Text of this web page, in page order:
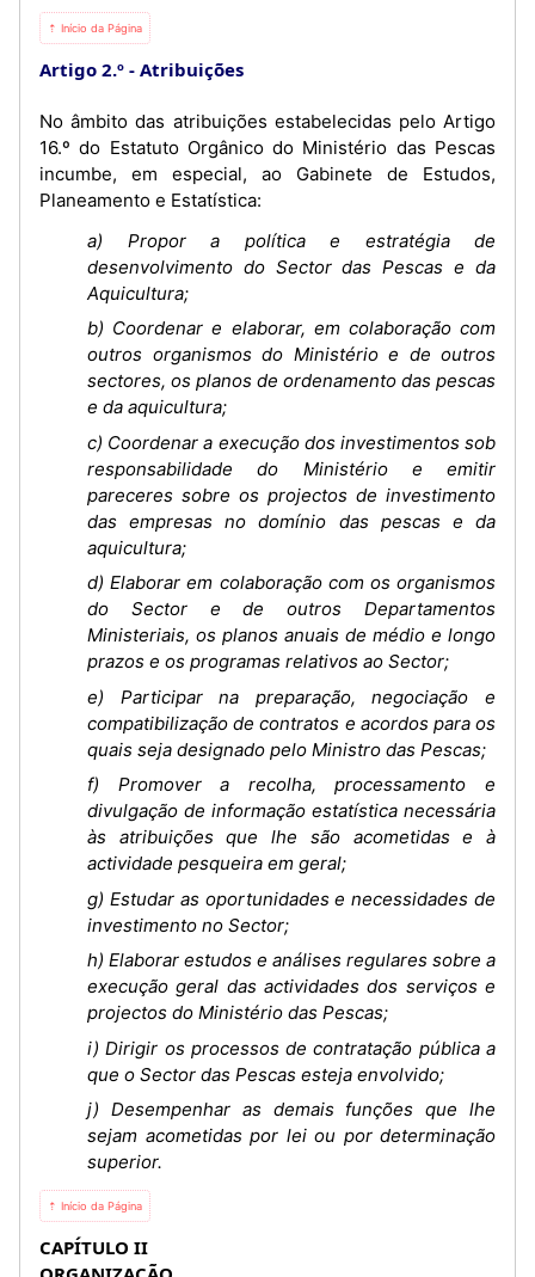
⇡ Início da Página
Artigo 2.º Atribuições
No âmbito das atribuições estabelecidas pelo Artigo
16.º do Estatuto Orgânico do Ministério das Pescas
incumbe, em especial, ao Gabinete de Estudos,
Planeamento e Estatística:
a) Propor a política e estratégia de
desenvolvimento do Sector das Pescas e da
Aquicultura;
b) Coordenar e elaborar, em colaboração com
outros organismos do Ministério e de outros
sectores, os planos de ordenamento das pescas
e da aquicultura;
c) Coordenar a execução dos investimentos sob
responsabilidade do Ministério e emitir
pareceres sobre os projectos de investimento
das empresas no domínio das pescas e da
aquicultura;
d) Elaborar em colaboração com os organismos
do Sector e de outros Departamentos
Ministeriais, os planos anuais de médio e longo
prazos e os programas relativos ao Sector;
e) Participar na preparação, negociação e
compatibilização de contratos e acordos para os
quais seja designado pelo Ministro das Pescas;
f) Promover a recolha, processamento e
divulgação de informação estatística necessária
às atribuições que lhe são acometidas e à
actividade pesqueira em geral;
g) Estudar as oportunidades e necessidades de
investimento no Sector;
h) Elaborar estudos e análises regulares sobre a
execução geral das actividades dos serviços e
projectos do Ministério das Pescas;
i) Dirigir os processos de contratação pública a
que o Sector das Pescas esteja envolvido;
j) Desempenhar as demais funções que lhe
sejam acometidas por lei ou por determinação
superior.
⇡ Início da Página
CAPÍTULO II